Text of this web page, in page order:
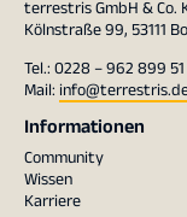
terrestris GmbH & Co.
Kölnstraße 99, 53111
Tel.: 0228 – 962 899 51
Mail:
Informationen
Community
Wissen
Karriere